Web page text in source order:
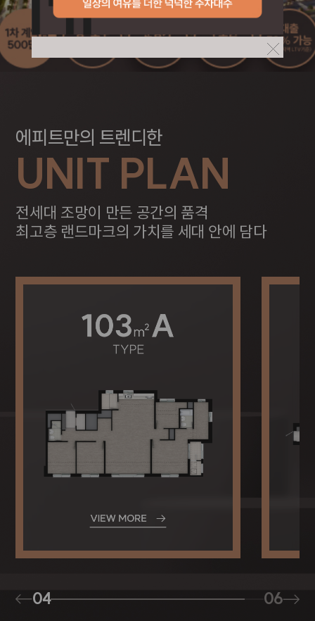
에피트만의 트렌디한
UNIT PLAN
전세대 조망이 만든 공간의 품격
최고층 랜드마크의 가치를 세대 안에 담다
04 06